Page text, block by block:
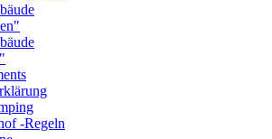
-Regeln